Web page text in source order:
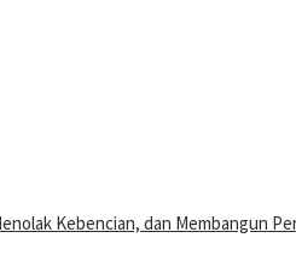
Kebencian, dan Membangun